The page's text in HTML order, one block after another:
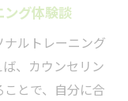
ング体験談
ルトレーニング
、カウンセリン
とで、自分に合